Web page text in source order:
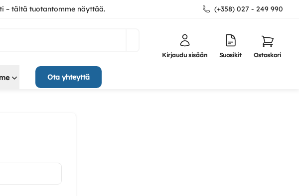
– tältä tuotantomme näyttää. (+358) 027 - 249 990
Kirjaudu sisään Suosikit Ostoskori
Ota yhteyttä